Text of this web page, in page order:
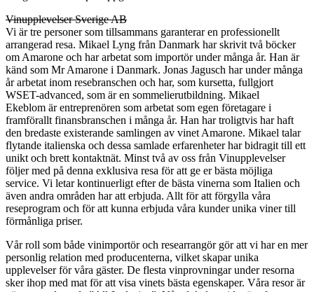
Vinupplevelser Sverige AB
Vi är tre personer som tillsammans garanterar en professionellt
arrangerad resa. Mikael Lyng från Danmark har skrivit två böcker
om Amarone och har arbetat som importör under många år. Han är
känd som Mr Amarone i Danmark. Jonas Jagusch har under många
år arbetat inom resebranschen och har, som kursetta, fullgjort
WSET-advanced, som är en sommelierutbildning. Mikael
Ekeblom är entreprenören som arbetat som egen företagare i
framförallt finansbranschen i många år. Han har troligtvis har haft
den bredaste existerande samlingen av vinet Amarone. Mikael talar
flytande italienska och dessa samlade erfarenheter har bidragit till ett
unikt och brett kontaktnät. Minst två av oss från Vinupplevelser
följer med på denna exklusiva resa för att ge er bästa möjliga
service. Vi letar kontinuerligt efter de bästa vinerna som Italien och
även andra områden har att erbjuda. Allt för att förgylla våra
reseprogram och för att kunna erbjuda våra kunder unika viner till
förmånliga priser.
Vår roll som både vinimportör och researrangör gör att vi har en mer
personlig relation med producenterna, vilket skapar unika
upplevelser för våra gäster. De flesta vinprovningar under resorna
sker ihop med mat för att visa vinets bästa egenskaper. Våra resor är